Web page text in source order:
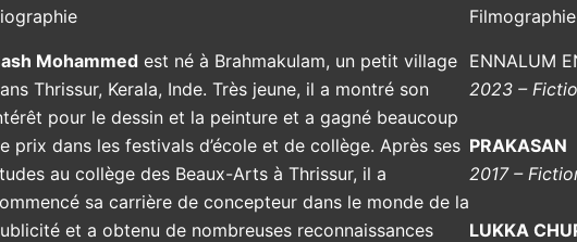
Mohammedest né à Brahmakulam, un petit village
Thrissur, Kerala, Inde. Très jeune, il a montré son
pour le dessin et la peinture et a gagné beaucoup
prix dans les festivals d’école et de collège. Après ses
au collège des Beaux-Arts à Thrissur, il a
sa carrière de concepteur dans le monde de la
et a obtenu de nombreuses reconnaissances
Filmographie
ENNALUM
2023 –
PRAKASAN
2017 –
LUKKA